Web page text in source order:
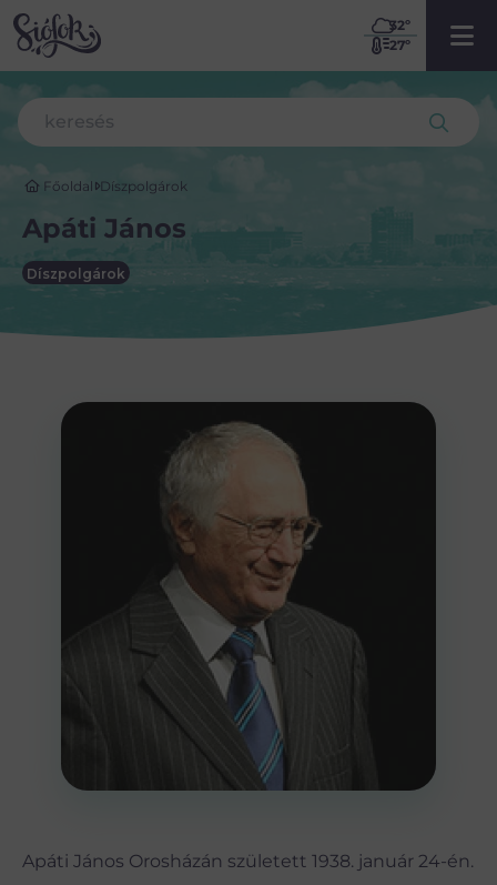
32º
27º
Főoldal Díszpolgárok
Apáti János
Díszpolgárok
Apáti János Orosházán született 1938. január 24-én.